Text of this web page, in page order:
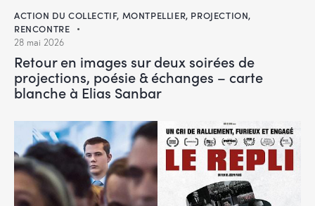
ACTION DU COLLECTIF, MONTPELLIER, PROJECTION,
RENCONTRE
28 mai 2026
Retour en images sur deux soirées de
projections, poésie & échanges – carte
blanche à Elias Sanbar